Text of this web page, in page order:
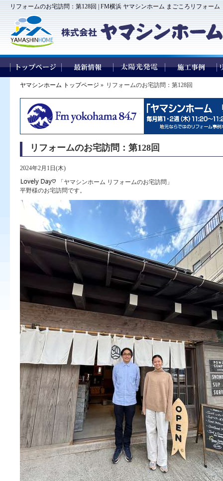
リフォームのお宅訪問：第128回 | FM横浜 ヤマシンホーム まごころリフォーム
ヤマシンホーム トップページ » リフォームのお宅訪問：第128回
リフォームのお宅訪問：第128回
2024年2月1日(木)
「ヤマシンホーム リフォームのお宅訪問」
平野様のお宅訪問です。